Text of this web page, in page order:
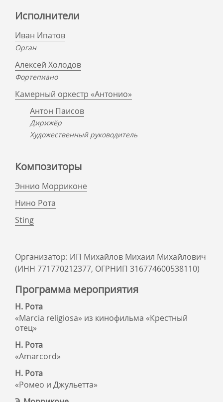
Исполнители
Иван Ипатов
Орган
Алексей Холодов
Фортепиано
Камерный оркестр «Антонио»
Антон Паисов
Дирижёр
Художественный руководитель
Композиторы
Эннио Морриконе
Нино Рота
Sting
Организатор: ИП Михайлов Михаил Михайлович
(ИНН 771770212377, ОГРНИП 316774600538110)
Программа мероприятия
Н. Рота
«Marcia religiosa» из кинофильма «Крестный
отец»
Н. Рота
«Amarcord»
Н. Рота
«Ромео и Джульетта»